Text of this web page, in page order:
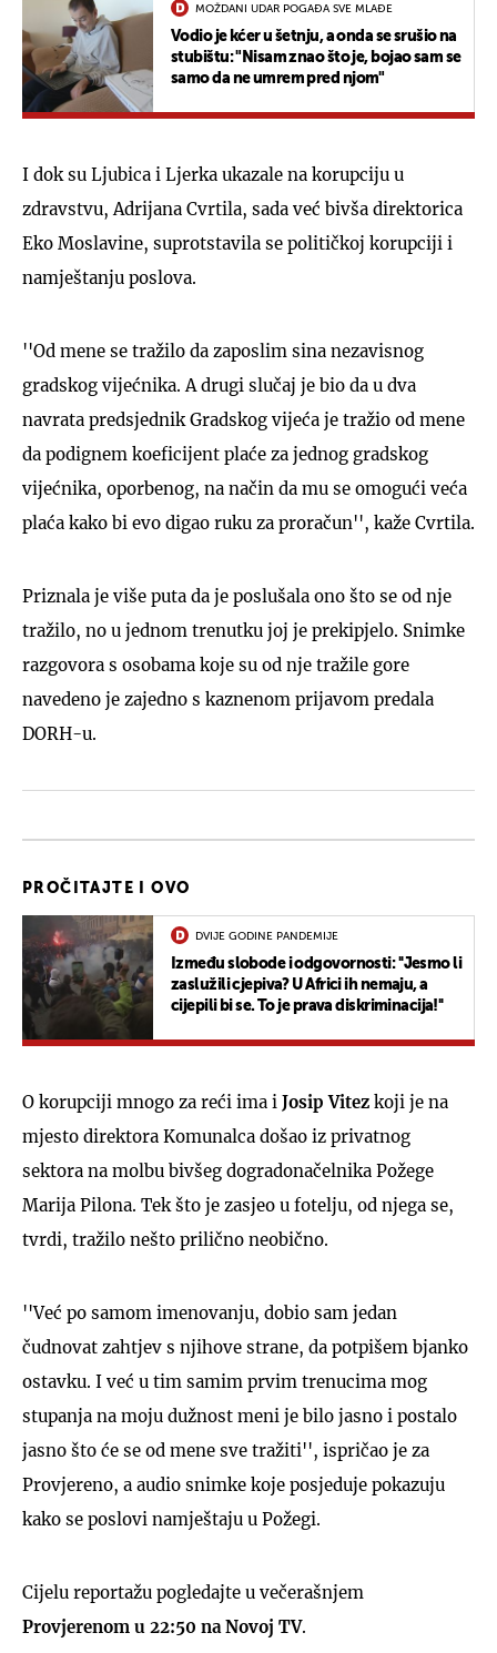
MOŽDANI UDAR POGAĐA SVE MLAĐE
Vodio je kćer u šetnju, a onda se srušio na
stubištu: "Nisam znao što je, bojao sam se
samo da ne umrem pred njom"
I dok su Ljubica i Ljerka ukazale na korupciju u
zdravstvu, Adrijana Cvrtila, sada već bivša direktorica
Eko Moslavine, suprotstavila se političkoj korupciji i
namještanju poslova.
''Od mene se tražilo da zaposlim sina nezavisnog
gradskog vijećnika. A drugi slučaj je bio da u dva
navrata predsjednik Gradskog vijeća je tražio od mene
da podignem koeficijent plaće za jednog gradskog
vijećnika, oporbenog, na način da mu se omogući veća
plaća kako bi evo digao ruku za proračun'', kaže Cvrtila.
Priznala je više puta da je poslušala ono što se od nje
tražilo, no u jednom trenutku joj je prekipjelo. Snimke
razgovora s osobama koje su od nje tražile gore
navedeno je zajedno s kaznenom prijavom predala
DORH-u.
PROČITAJTE I OVO
DVIJE GODINE PANDEMIJE
Između slobode i odgovornosti: ''Jesmo li
zaslužili cjepiva? U Africi ih nemaju, a
cijepili bi se. To je prava diskriminacija!''
O korupciji mnogo za reći ima i Josip Vitez koji je na
mjesto direktora Komunalca došao iz privatnog
sektora na molbu bivšeg dogradonačelnika Požege
Marija Pilona. Tek što je zasjeo u fotelju, od njega se,
tvrdi, tražilo nešto prilično neobično.
''Već po samom imenovanju, dobio sam jedan
čudnovat zahtjev s njihove strane, da potpišem bjanko
ostavku. I već u tim samim prvim trenucima mog
stupanja na moju dužnost meni je bilo jasno i postalo
jasno što će se od mene sve tražiti'', ispričao je za
Provjereno, a audio snimke koje posjeduje pokazuju
kako se poslovi namještaju u Požegi.
Cijelu reportažu pogledajte u večerašnjem
Provjerenom u 22:50 na Novoj TV.